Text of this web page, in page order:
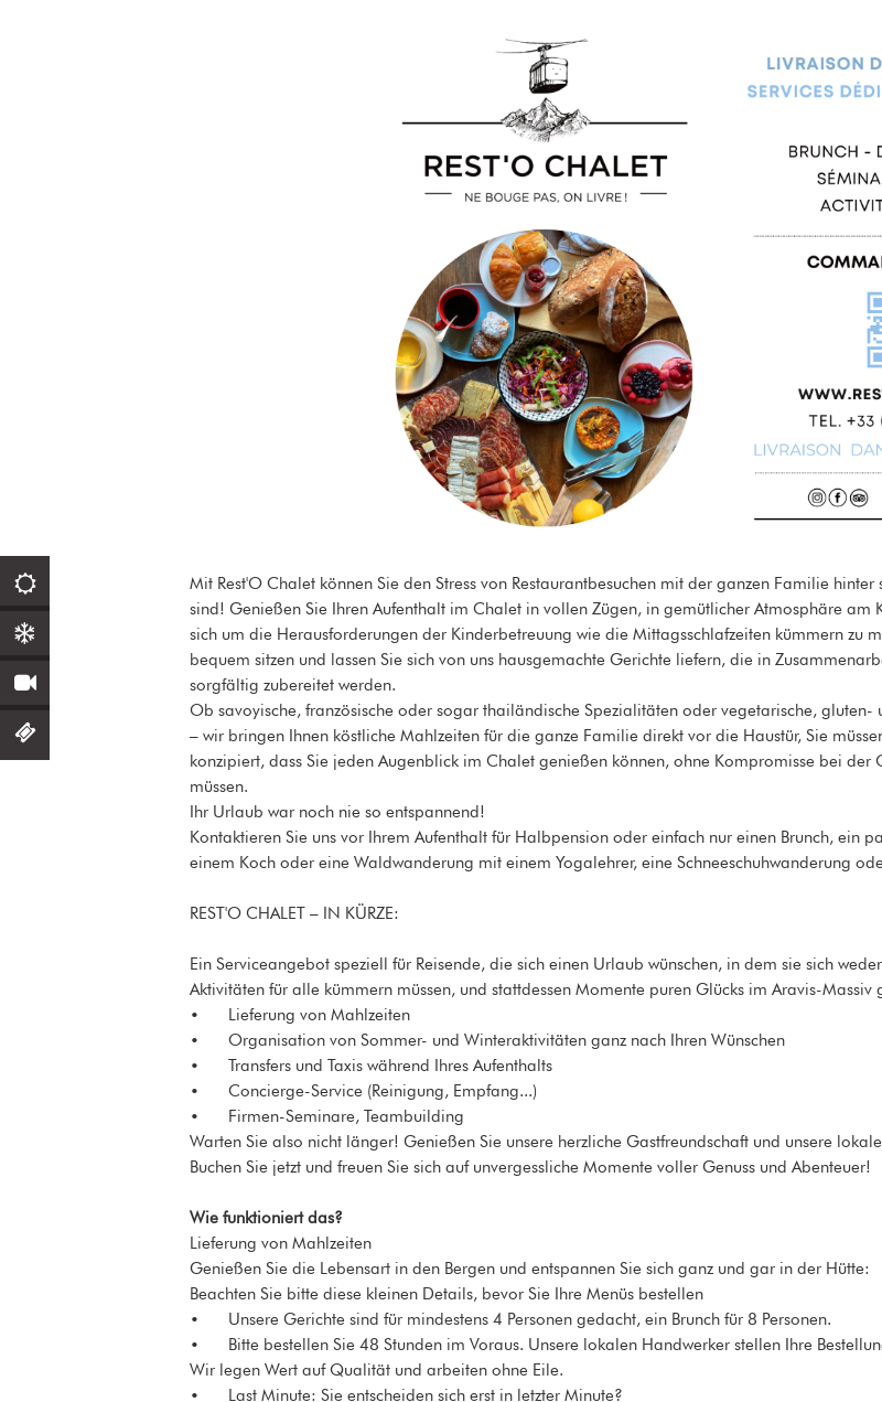
Mit Rest'O Chalet können Sie den Stress von Restaurantbesuchen mit der ganzen Familie
sind! Genießen Sie Ihren Aufenthalt im Chalet in vollen Zügen, in gemütlicher Atmosphäre am
sich um die Herausforderungen der Kinderbetreuung wie die Mittagsschlafzeiten kümmern zu
bequem sitzen und lassen Sie sich von uns hausgemachte Gerichte liefern, die in
sorgfältig zubereitet werden.
Ob savoyische, französische oder sogar thailändische Spezialitäten oder vegetarische,
– wir bringen Ihnen köstliche Mahlzeiten für die ganze Familie direkt vor die Haustür, Sie
konzipiert, dass Sie jeden Augenblick im Chalet genießen können, ohne Kompromisse bei
müssen.
Ihr Urlaub war noch nie so entspannend!
Kontaktieren Sie uns vor Ihrem Aufenthalt für Halbpension oder einfach nur einen Brunch, ein
einem Koch oder eine Waldwanderung mit einem Yogalehrer, eine Schneeschuhwanderung
REST'O CHALET – IN KÜRZE:
Ein Serviceangebot speziell für Reisende, die sich einen Urlaub wünschen, in dem sie sich
Aktivitäten für alle kümmern müssen, und stattdessen Momente puren Glücks im Aravis-Massiv
• Lieferung von Mahlzeiten
• Organisation von Sommer- und Winteraktivitäten ganz nach Ihren Wünschen
• Transfers und Taxis während Ihres Aufenthalts
• Concierge-Service (Reinigung, Empfang...)
• Firmen-Seminare, Teambuilding
Warten Sie also nicht länger! Genießen Sie unsere herzliche Gastfreundschaft und unsere
Buchen Sie jetzt und freuen Sie sich auf unvergessliche Momente voller Genuss und Abenteuer!
Wie funktioniert das?
Lieferung von Mahlzeiten
Genießen Sie die Lebensart in den Bergen und entspannen Sie sich ganz und gar in der Hütte:
Beachten Sie bitte diese kleinen Details, bevor Sie Ihre Menüs bestellen
• Unsere Gerichte sind für mindestens 4 Personen gedacht, ein Brunch für 8 Personen.
• Bitte bestellen Sie 48 Stunden im Voraus. Unsere lokalen Handwerker stellen Ihre
Wir legen Wert auf Qualität und arbeiten ohne Eile.
• Last Minute: Sie entscheiden sich erst in letzter Minute?